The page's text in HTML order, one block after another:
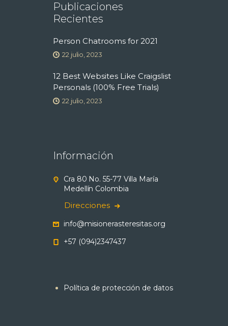
Publicaciones
Recientes
Person Chatrooms for 2021
22 julio, 2023
12 Best Websites Like Craigslist
Personals (100% Free Trials)
22 julio, 2023
Información
Cra 80 No. 55-77 Villa María
Medellín Colombia
Direcciones
info@misionerasteresitas.org
+57 (094)2347437
Política de protección de datos